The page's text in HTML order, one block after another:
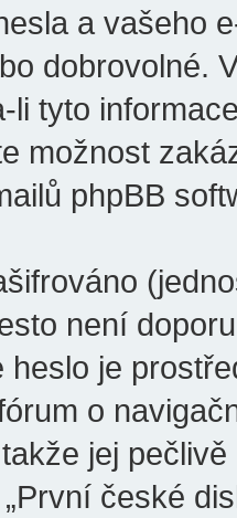
a vašeho
dobrovolné.
li tyto
možnost
phpBB
není
heslo je
o
jej
české